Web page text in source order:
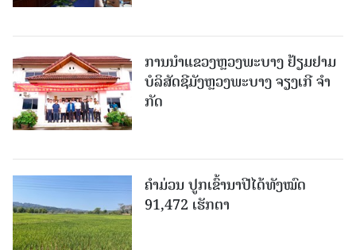
ການນຳແຂວງຫຼວງພະບາງ ຢ້ຽມ​ຢາມ
ບໍ​ລິ​ສັດຊີມັງຫຼວງພະບາງ ຈຽງເກີ ຈໍາ
ກັດ
ຄໍາມ່ວນ ປູກເຂົ້ານາປີໄດ້ທັງໝົດ
91,472 ເຮັກຕາ